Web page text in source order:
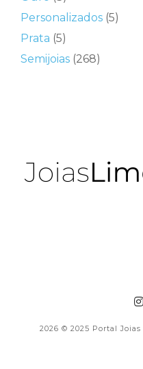
Personalizados (5)
Prata (5)
Semijoias (268)
2026 © 2025 Portal